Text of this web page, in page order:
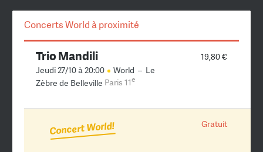
Concerts World à proximité
19,80 €
Trio Mandili
Jeudi 27/10 à 20:00 World – Le
Zèbre de Belleville Paris 11e
Gratuit
Concert World!